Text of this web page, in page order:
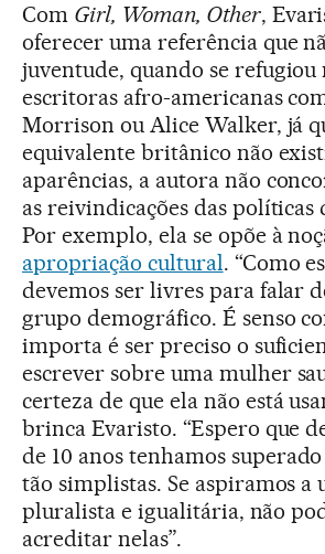
Com Girl, Woman, Other,
oferecer uma referência que
juventude, quando se refugiou
escritoras afro-americanas
Morrison ou Alice Walker, já
equivalente britânico não
aparências, a autora não
as reivindicações das políticas
Por exemplo, ela se opõe à
apropriação cultural. “Como
devemos ser livres para falar
grupo demográfico. É senso
importa é ser preciso o
escrever sobre uma mulher
certeza de que ela não está
brinca Evaristo. “Espero que
de 10 anos tenhamos superado
tão simplistas. Se aspiramos a
pluralista e igualitária, não
acreditar nelas”.